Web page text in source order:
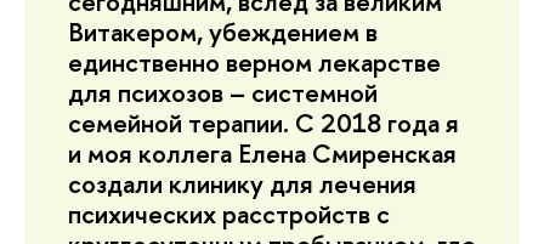
Витакером, убеждением в
единственно верном лекарстве
для психозов – системной
семейной терапии. С 2018 года я
и моя коллега Елена Смиренская
создали клинику для лечения
психических расстройств с